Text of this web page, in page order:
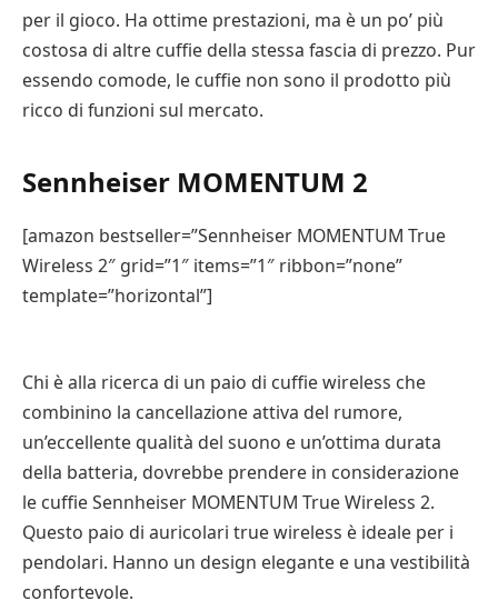
per il gioco. Ha ottime prestazioni, ma è un po’ più
costosa di altre cuffie della stessa fascia di prezzo. Pur
essendo comode, le cuffie non sono il prodotto più
ricco di funzioni sul mercato.
Sennheiser MOMENTUM 2
[amazon bestseller=”Sennheiser MOMENTUM True
Wireless 2″ grid=”1″ items=”1″ ribbon=”none”
template=”horizontal”]
Chi è alla ricerca di un paio di cuffie wireless che
combinino la cancellazione attiva del rumore,
un’eccellente qualità del suono e un’ottima durata
della batteria, dovrebbe prendere in considerazione
le cuffie Sennheiser MOMENTUM True Wireless 2.
Questo paio di auricolari true wireless è ideale per i
pendolari. Hanno un design elegante e una vestibilità
confortevole.